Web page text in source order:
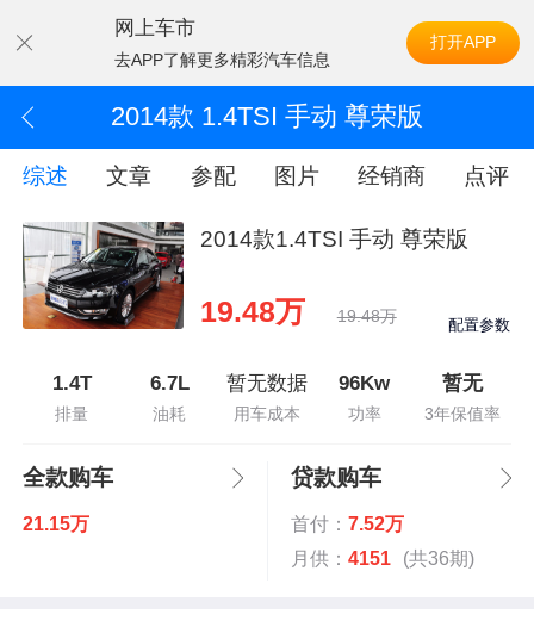
网上车市
去APP了解更多精彩汽车信息
打开APP
2014款 1.4TSI 手动 尊荣版
综述 文章 参配 图片 经销商 点评
2014款1.4TSI 手动 尊荣版
19.48万 19.48万 配置参数
1.4T
排量
6.7L
油耗
暂无数据
用车成本
96Kw
功率
暂无
3年保值率
全款购车
21.15万
贷款购车
首付： 7.52万
月供： 4151 (共36期)